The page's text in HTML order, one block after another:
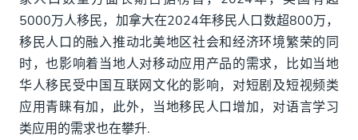
5000万人移民，加拿大在2024年移民人口数超800万，
移民人口的融入推动北美地区社会和经济环境繁荣的同
时，也影响着当地人对移动应用产品的需求，比如当地
华人移民受中国互联网文化的影响，对短剧及短视频类
应用青睐有加，此外，当地移民人口增加，对语言学习
类应用的需求也在攀升.